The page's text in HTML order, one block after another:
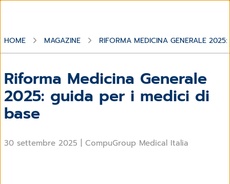
HOME MAGAZINE RIFORMA MEDICINA GENERALE
Riforma Medicina Generale
2025: guida per i medici di
base
30 settembre 2025 CompuGroup Medical Italia